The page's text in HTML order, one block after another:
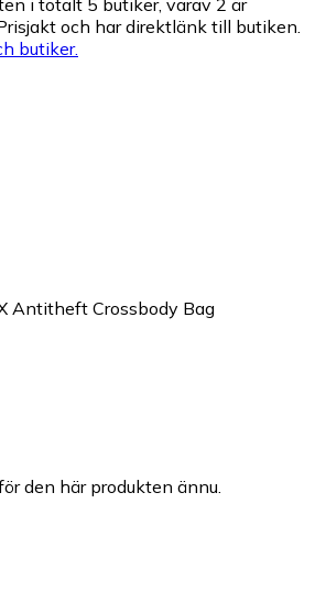
och har direktlänk till butiken.
butiker.
Antitheft Crossbody Bag
den här produkten ännu.